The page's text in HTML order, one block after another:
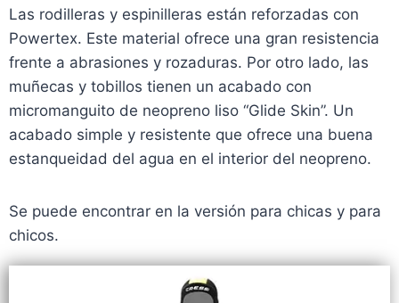
Las rodilleras y espinilleras están reforzadas con
Powertex. Este material ofrece una gran resistencia
frente a abrasiones y rozaduras. Por otro lado, las
muñecas y tobillos tienen un acabado con
micromanguito de neopreno liso “Glide Skin”. Un
acabado simple y resistente que ofrece una buena
estanqueidad del agua en el interior del neopreno.
Se puede encontrar en la versión para chicas y para
chicos.